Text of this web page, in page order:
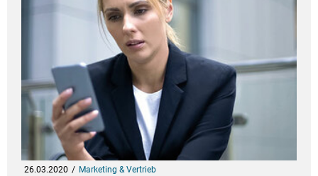
26.03.2020 Marketing & Vertrieb